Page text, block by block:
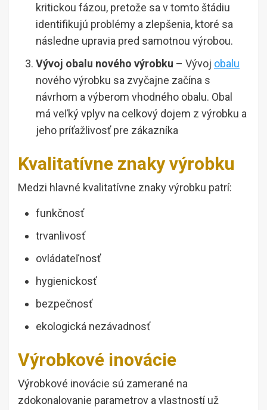
kritickou fázou, pretože sa v tomto štádiu
identifikujú problémy a zlepšenia, ktoré sa
následne upravia pred samotnou výrobou.
Vývoj obalu nového výrobku – Vývoj obalu
nového výrobku sa zvyčajne začína s
návrhom a výberom vhodného obalu. Obal
má veľký vplyv na celkový dojem z výrobku a
jeho príťažlivosť pre zákazníka
Kvalitatívne znaky výrobku
Medzi hlavné kvalitatívne znaky výrobku patrí:
funkčnosť
trvanlivosť
ovládateľnosť
hygienickosť
bezpečnosť
ekologická nezávadnosť
Výrobkové inovácie
Výrobkové inovácie sú zamerané na
zdokonalovanie parametrov a vlastností už